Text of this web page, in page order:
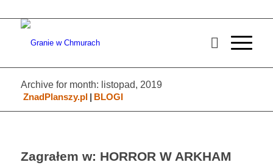
Archive for month: listopad, 2019
ZnadPlanszy.pl | BLOGI
Zagrałem w: HORROR W ARKHAM